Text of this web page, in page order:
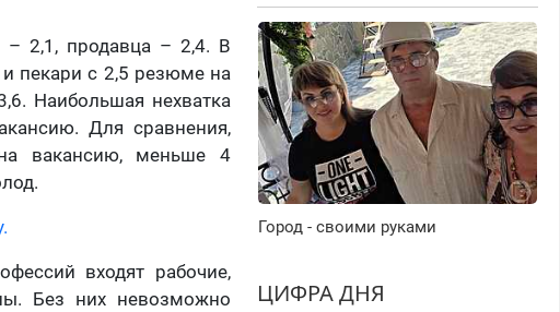
– 2,1, продавца – 2,4. В
пекари с 2,5 резюме на
Наибольшая нехватка
Для сравнения,
вакансию, меньше 4
входят рабочие,
Без них невозможно
Город - своими руками
ЦИФРА ДНЯ